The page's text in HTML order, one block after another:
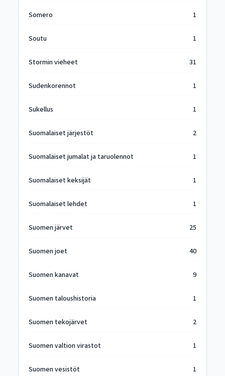
Somero 1
Soutu 1
Stormin vieheet 31
Sudenkorennot 1
Sukellus 1
Suomalaiset järjestöt 2
Suomalaiset jumalat ja taruolennot 1
Suomalaiset keksijät 1
Suomalaiset lehdet 1
Suomen järvet 25
Suomen joet 40
Suomen kanavat 9
Suomen taloushistoria 1
Suomen tekojärvet 2
Suomen valtion virastot 1
Suomen vesistöt 1